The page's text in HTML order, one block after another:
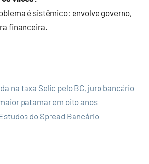
é sistêmico: envolve governo,
financeira.
na taxa Selic pelo BC, juro bancário
patamar em oito anos
do Spread Bancário